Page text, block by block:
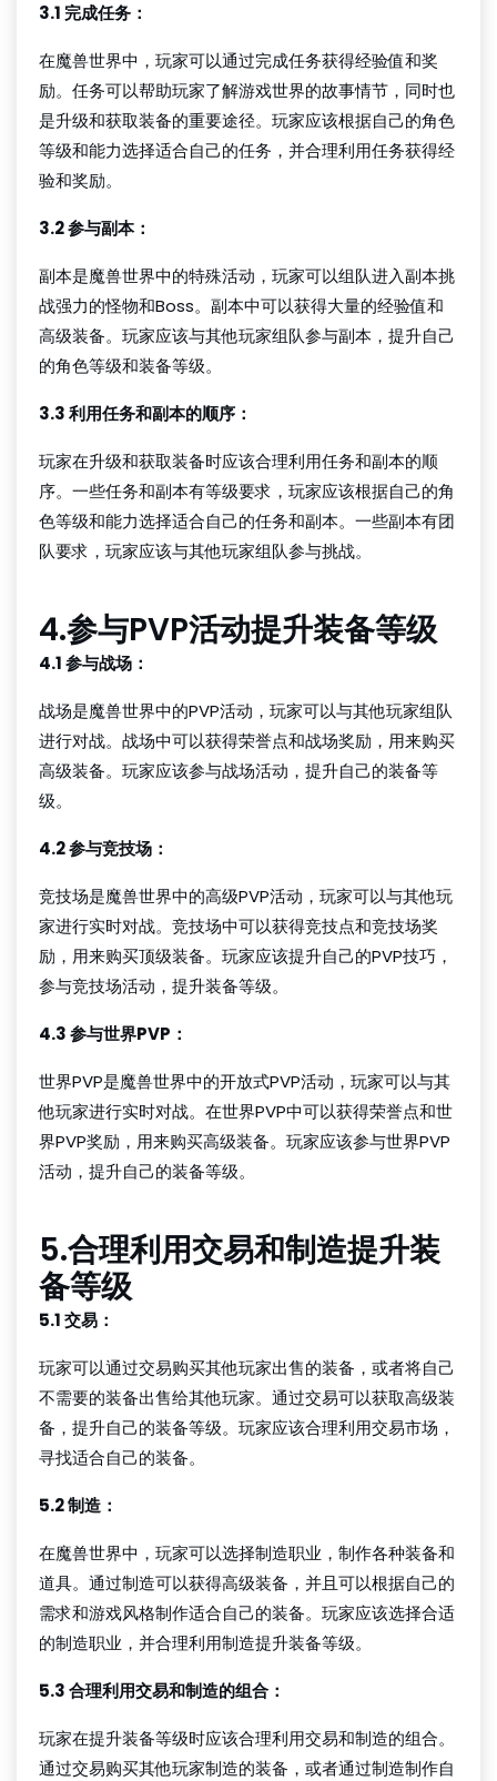
3.1 完成任务：
在魔兽世界中，玩家可以通过完成任务获得经验值和奖
励。任务可以帮助玩家了解游戏世界的故事情节，同时也
是升级和获取装备的重要途径。玩家应该根据自己的角色
等级和能力选择适合自己的任务，并合理利用任务获得经
验和奖励。
3.2 参与副本：
副本是魔兽世界中的特殊活动，玩家可以组队进入副本挑
战强力的怪物和Boss。副本中可以获得大量的经验值和
高级装备。玩家应该与其他玩家组队参与副本，提升自己
的角色等级和装备等级。
3.3 利用任务和副本的顺序：
玩家在升级和获取装备时应该合理利用任务和副本的顺
序。一些任务和副本有等级要求，玩家应该根据自己的角
色等级和能力选择适合自己的任务和副本。一些副本有团
队要求，玩家应该与其他玩家组队参与挑战。
4.参与PVP活动提升装备等级
4.1 参与战场：
战场是魔兽世界中的PVP活动，玩家可以与其他玩家组队
进行对战。战场中可以获得荣誉点和战场奖励，用来购买
高级装备。玩家应该参与战场活动，提升自己的装备等
级。
4.2 参与竞技场：
竞技场是魔兽世界中的高级PVP活动，玩家可以与其他玩
家进行实时对战。竞技场中可以获得竞技点和竞技场奖
励，用来购买顶级装备。玩家应该提升自己的PVP技巧，
参与竞技场活动，提升装备等级。
4.3 参与世界PVP：
世界PVP是魔兽世界中的开放式PVP活动，玩家可以与其
他玩家进行实时对战。在世界PVP中可以获得荣誉点和世
界PVP奖励，用来购买高级装备。玩家应该参与世界PVP
活动，提升自己的装备等级。
5.合理利用交易和制造提升装
备等级
5.1 交易：
玩家可以通过交易购买其他玩家出售的装备，或者将自己
不需要的装备出售给其他玩家。通过交易可以获取高级装
备，提升自己的装备等级。玩家应该合理利用交易市场，
寻找适合自己的装备。
5.2 制造：
在魔兽世界中，玩家可以选择制造职业，制作各种装备和
道具。通过制造可以获得高级装备，并且可以根据自己的
需求和游戏风格制作适合自己的装备。玩家应该选择合适
的制造职业，并合理利用制造提升装备等级。
5.3 合理利用交易和制造的组合：
玩家在提升装备等级时应该合理利用交易和制造的组合。
通过交易购买其他玩家制造的装备，或者通过制造制作自